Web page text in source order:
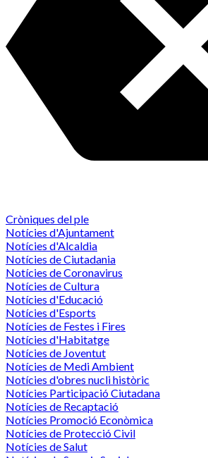
Cròniques del ple
Notícies d'Ajuntament
Notícies d'Alcaldia
Notícies de Ciutadania
Notícies de Coronavirus
Notícies de Cultura
Notícies d'Educació
Notícies d'Esports
Notícies de Festes i Fires
Notícies d'Habitatge
Notícies de Joventut
Notícies de Medi Ambient
Notícies d'obres nucli històric
Notícies Participació Ciutadana
Notícies de Recaptació
Notícies Promoció Econòmica
Notícies de Protecció Civil
Notícies de Salut